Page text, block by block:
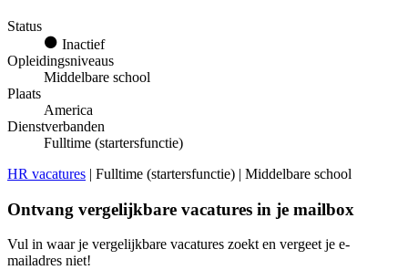
Status
Inactief
Opleidingsniveaus
Middelbare school
Plaats
America
Dienstverbanden
Fulltime (startersfunctie)
HR vacatures | Fulltime (startersfunctie) | Middelbare school
Ontvang vergelijkbare vacatures in je mailbox
Vul in waar je vergelijkbare vacatures zoekt en vergeet je e-
mailadres niet!